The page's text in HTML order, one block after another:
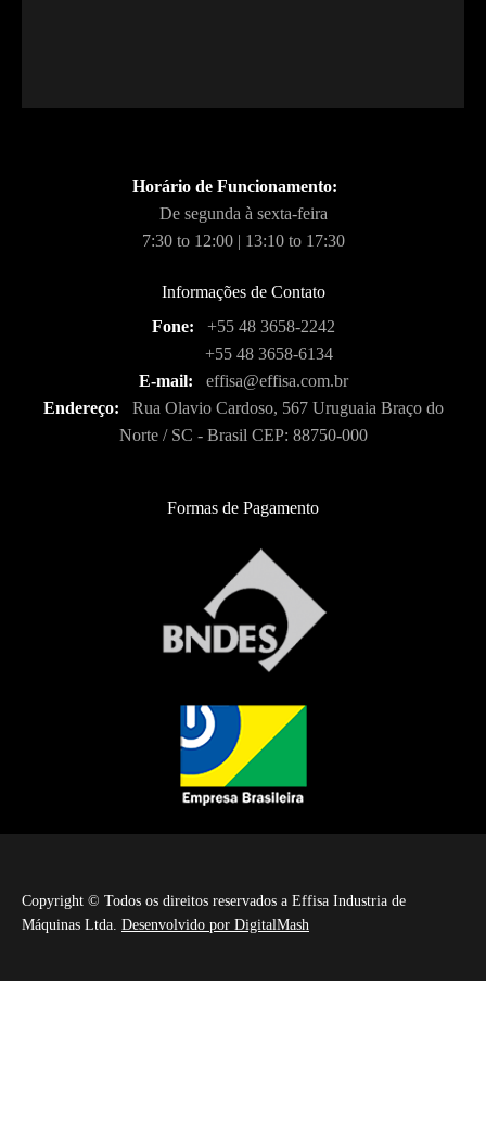
Horário de Funcionamento:
De segunda à sexta-feira
7:30 to 12:00 | 13:10 to 17:30
Informações de Contato
Fone:
+55 48 3658-2242
+55 48 3658-6134
E-mail:
effisa@effisa.com.br
Endereço:
Rua Olavio Cardoso, 567 Uruguaia Braço do
Norte / SC - Brasil CEP: 88750-000
Formas de Pagamento
Copyright © Todos os direitos reservados a Effisa Industria de
Máquinas Ltda. Desenvolvido por DigitalMash